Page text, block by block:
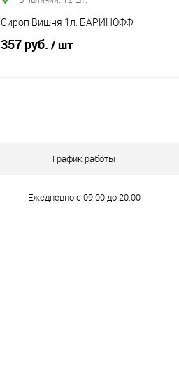
Сироп Вишня 1л. БАРИНОФФ
357 руб. / шт
График работы
Ежедневно с 09:00 до 20:00